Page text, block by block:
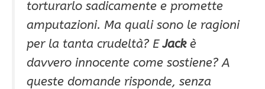
torturarlo sadicamente e promette
amputazioni. Ma quali sono le ragioni
per la tanta crudeltà? EJackè
davvero innocente come sostiene? A
queste domande risponde, senza